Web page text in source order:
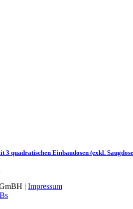
quadratischen Einbaudosen (exkl.
| Impressum |